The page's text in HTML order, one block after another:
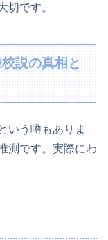
切です。
説の真相と
いう噂もありま
測です。実際にわ